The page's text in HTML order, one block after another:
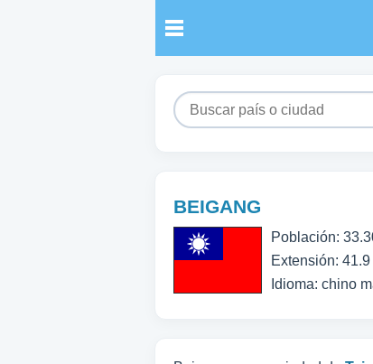
BEIGANG
Población:
Extensión: 41.9
Idioma: chino